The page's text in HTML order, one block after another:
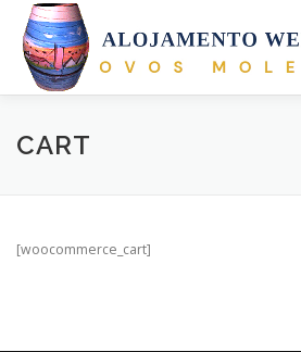
Saltar
para
conteúdo
INÍCIO
CART
[woocommerce_cart]